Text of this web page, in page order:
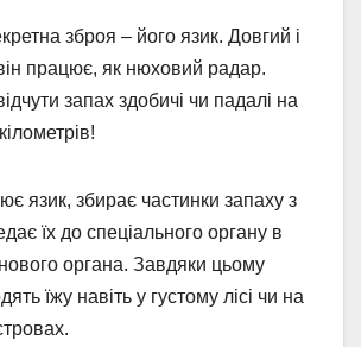
зброя – його язик. Довгий і
працює, як нюховий радар.
запах здобичі чи падалі на
язик, збирає частинки запаху з
їх до спеціального органу в
органа. Завдяки цьому
їжу навіть у густому лісі чи на